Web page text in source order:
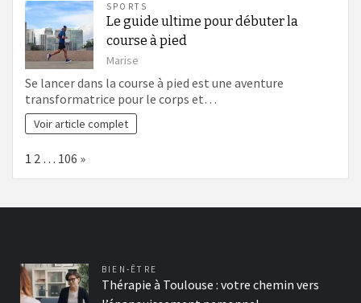
SPORTS
Le guide ultime pour débuter la
course à pied
Marise
Se lancer dans la course à pied est une aventure
transformatrice pour le corps et…
Voir article complet
Page:
1 2 … 106 Next
»
BIEN-ÊTRE
Thérapie à Toulouse : votre chemin vers